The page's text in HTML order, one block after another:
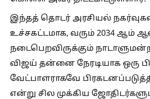
இந்தத் தொடர் அரசியல்
உச்சகட்டமாக, வரும் 2034 ஆம்
நடைபெறவிருக்கும்
விஜய் தன்னை நேரடியாக ஒரு
வேட்பாளராகவே
என்று சில முக்கிய